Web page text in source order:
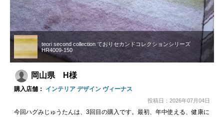
teori second collection ておりセカンドコレクションシリーズ
HR4009-150
岡山県 H様
購入店舗： インテリア デザイン ヴィーナス
投稿日：2026年07月04日
今回ハグみじゅうたんは、3回目の購入です。最初、年中使える、健康に